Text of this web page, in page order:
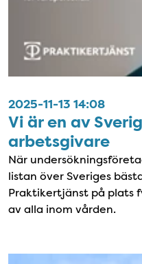
2025-11-13 14:08
Vi är en av
arbetsgivare
När
listan över Sveriges
Praktikertjänst på plats
av alla inom vården.